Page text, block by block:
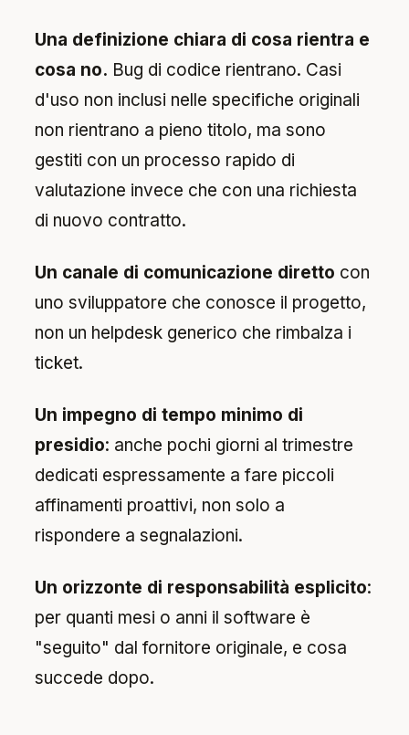
Una definizione chiara di cosa rientra e
cosa no. Bug di codice rientrano. Casi
d'uso non inclusi nelle specifiche originali
non rientrano a pieno titolo, ma sono
gestiti con un processo rapido di
valutazione invece che con una richiesta
di nuovo contratto.
Un canale di comunicazione diretto con
uno sviluppatore che conosce il progetto,
non un helpdesk generico che rimbalza i
ticket.
Un impegno di tempo minimo di
presidio: anche pochi giorni al trimestre
dedicati espressamente a fare piccoli
affinamenti proattivi, non solo a
rispondere a segnalazioni.
Un orizzonte di responsabilità esplicito:
per quanti mesi o anni il software è
"seguito" dal fornitore originale, e cosa
succede dopo.